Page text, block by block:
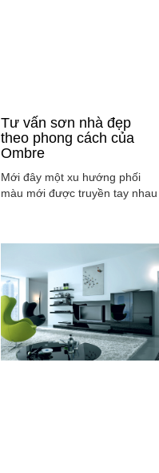
Tư vấn sơn nhà đẹp
theo phong cách của
Ombre
Mới đây một xu hướng phối
màu mới được truyền tay nhau
Ombre, cách phối màu sắc tinh
tế sao cho màu sắc chuyển
từ tông nhạt sang đậm, từ
sang tối hay ngược lại. Cùng
tìm hiểu phong các này qua
việc ...